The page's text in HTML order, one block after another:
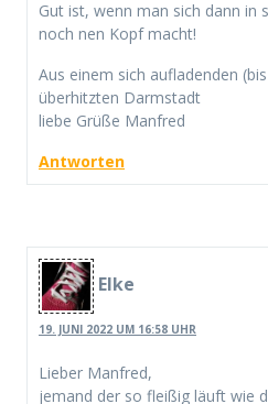
Gut ist, wenn man sich dann in
noch nen Kopf macht!
Aus einem sich aufladenden
überhitzten Darmstadt
liebe Grüße Manfred
Antworten
Elke
19. JUNI 2022 UM 16:58 UHR
Lieber Manfred,
jemand der so fleißig läuft wie